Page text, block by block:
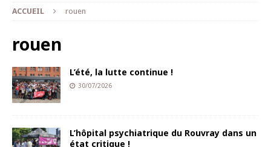
ACCUEIL rouen
rouen
L’été, la lutte continue !
30/07/2026
L’hôpital psychiatrique du Rouvray dans un
état critique !